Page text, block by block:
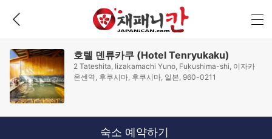
호텔 덴류카쿠 (Hotel Tenryukaku)
2 Tateshita, Iizakamachi Yuno, Fukushima-shi, 이자카
온센역, 후쿠시마, 후쿠시마, 일본, 960-0211
숙소 예약하기